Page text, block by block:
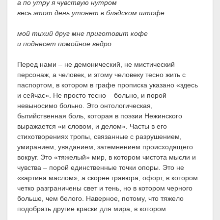
а по утру я чувствую нутром
весь этот день утонет в блядском штофе
мой тихий друг мне приготовит кофе
и поднесет помойное ведро
Перед нами – не демонический, не мистический
персонаж, а человек, и этому человеку тесно жить с
паспортом, в котором в графе прописка указано «здесь
и сейчас». Не просто тесно – больно, и порой –
невыносимо больно. Это онтологическая,
бытийственная боль, которая в поэзии Нежинского
выражается «и словом, и делом». Часты в его
стихотворениях тропы, связанные с разрушением,
умиранием, увяданием, затемнением происходящего
вокруг. Это «тяжелый» мир, в котором чистота мысли и
чувства – порой единственные точки опоры. Это не
«картина маслом», а скорее гравюра, офорт, в котором
четко разграничены свет и тень, но в котором черного
больше, чем белого. Наверное, потому, что тяжело
подобрать другие краски для мира, в котором